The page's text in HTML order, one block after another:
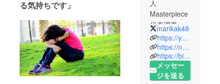
る気持ちです」
人
Masterpiece
代表理事。
虐待や親の
不在などの
理由により
親を頼るこ
marikak48
https://youare-masterpiece.org
https://note.com/masterpiece2017
https://bit.ly/3H7JEUP
メッセー
ジを送る